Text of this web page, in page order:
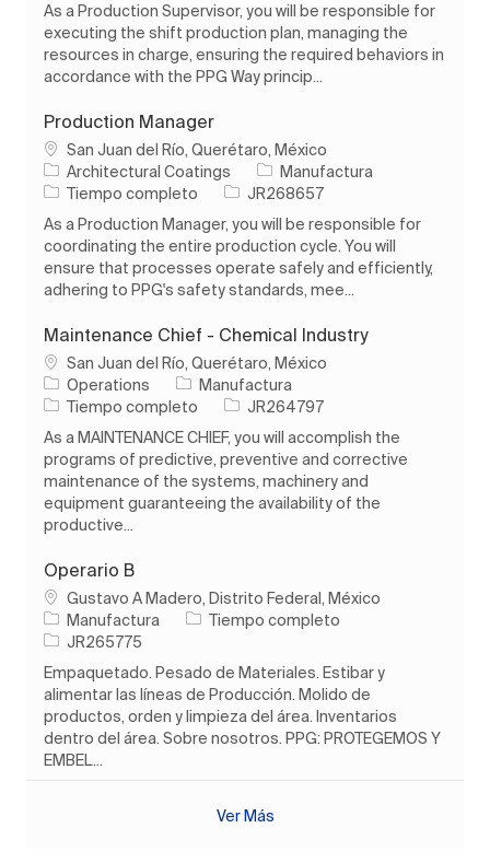
As a Production Supervisor, you will be responsible for
executing the shift production plan, managing the
resources in charge, ensuring the required behaviors in
accordance with the PPG Way princip...
Production Manager
Ubicación
San Juan del Río, Querétaro, México
Architectural Coatings
Categoría
Manufactura
Tipo de trabajo
Tiempo completo ID de trabajo
JR268657
As a Production Manager, you will be responsible for
coordinating the entire production cycle. You will
ensure that processes operate safely and efficiently,
adhering to PPG's safety standards, mee...
Maintenance Chief - Chemical Industry
Ubicación
San Juan del Río, Querétaro, México
Operations
Categoría
Manufactura
Tipo de trabajo
Tiempo completo ID de trabajo
JR264797
As a MAINTENANCE CHIEF, you will accomplish the
programs of predictive, preventive and corrective
maintenance of the systems, machinery and
equipment guaranteeing the availability of the
productive...
Operario B
Ubicación
Gustavo A Madero, Distrito Federal, México
Categoría
Manufactura Tipo de trabajo
Tiempo completo
ID de trabajo
JR265775
Empaquetado. Pesado de Materiales. Estibar y
alimentar las líneas de Producción. Molido de
productos, orden y limpieza del área. Inventarios
dentro del área. Sobre nosotros. PPG: PROTEGEMOS Y
EMBEL...
Ver Más